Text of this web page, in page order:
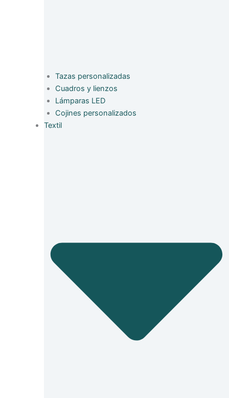
Tazas personalizadas
Cuadros y lienzos
Lámparas LED
Cojines personalizados
Textil